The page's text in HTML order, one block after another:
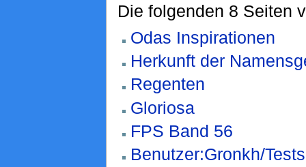
Die folgenden 8 Seiten
Odas Inspirationen
Herkunft der
Regenten
Gloriosa
FPS Band 56
Benutzer:Gronkh/